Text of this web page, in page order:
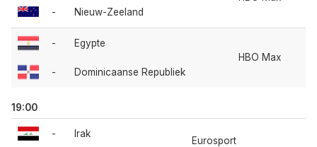
- Nieuw-Zeeland
-
-
Egypte
Dominicaanse Republiek
HBO Max
19:00
- Irak
Eurosport